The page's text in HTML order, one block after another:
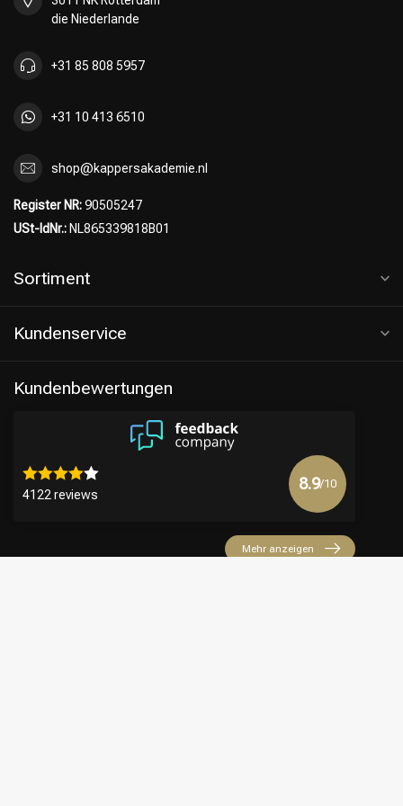
die Niederlande
+31 85 808 5957
+31 10 413 6510
shop@kappersakademie.nl
Register NR:90505247
USt-IdNr.: NL865339818B01
Sortiment
Kundenservice
Kundenbewertungen
4122 reviews
8.9/10
Mehr anzeigen